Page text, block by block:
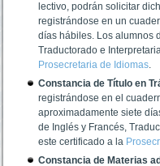
lectivo, podrán solicitar
registrándose en un
días hábiles. Los alumnos
Traductorado e
Prosecretaria de Idiomas.
Constancia de Título en
registrándose en el
aproximadamente siete
de Inglés y Francés,
este certificado a la
Constancia de Materias